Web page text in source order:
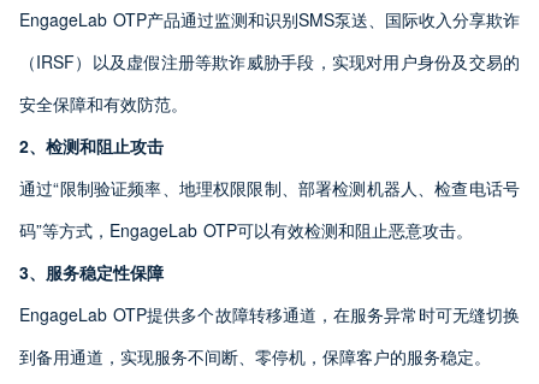
EngageLab OTP产品通过监测和识别SMS泵送、国际收入分享欺诈
（IRSF）以及虚假注册等欺诈威胁手段，实现对用户身份及交易的
安全保障和有效防范。
2、检测和阻止攻击
通过“限制验证频率、地理权限限制、部署检测机器人、检查电话号
码”等方式，EngageLab OTP可以有效检测和阻止恶意攻击。
3、服务稳定性保障
EngageLab OTP提供多个故障转移通道，在服务异常时可无缝切换
到备用通道，实现服务不间断、零停机，保障客户的服务稳定。